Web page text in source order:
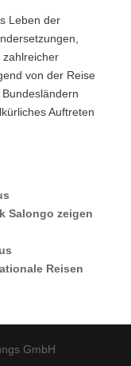
Leben der
zahlreicher
von der Reise
Auftreten
Salongo zeigen
Reisen
GmbH